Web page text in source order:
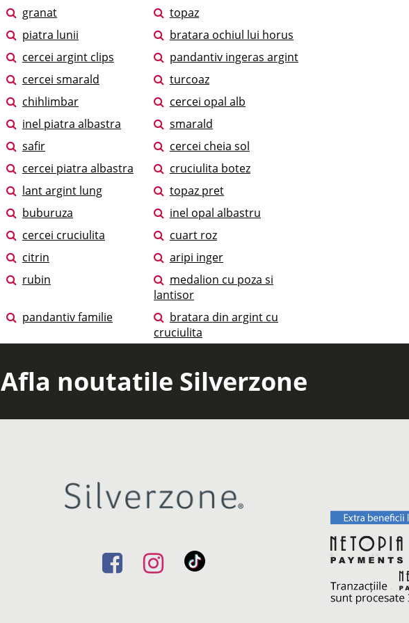
granat
topaz
piatra lunii
bratara ochiul lui horus
cercei argint clips
pandantiv ingeras argint
cercei smarald
turcoaz
chihlimbar
cercei opal alb
inel piatra albastra
smarald
safir
cercei cheia sol
cercei piatra albastra
cruciulita botez
lant argint lung
topaz pret
buburuza
inel opal albastru
cercei cruciulita
cuart roz
citrin
aripi inger
rubin
medalion cu poza si
lantisor
pandantiv familie
bratara din argint cu
cruciulita
Afla noutatile Silverzone